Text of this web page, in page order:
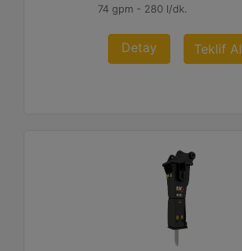
74 gpm - 280 l/dk.
Detay Teklif Al